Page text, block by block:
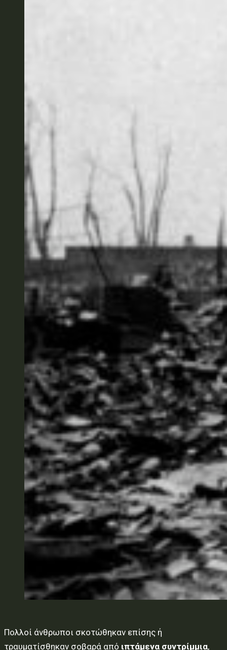
Πολλοί άνθρωποι σκοτώθηκαν επίσης ή
τραυματίσθηκαν σοβαρά από ιπτάμενα συντρίμμια,